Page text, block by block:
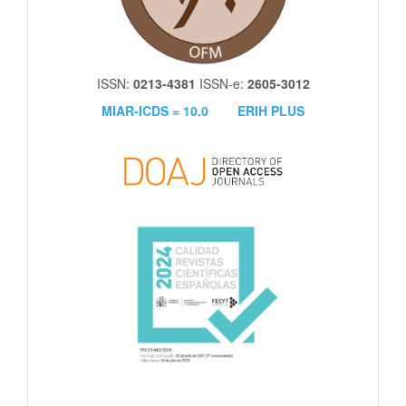
ISSN: 0213-4381 ISSN-e: 2605-3012
MIAR-ICDS = 10.0
ERIH PLUS